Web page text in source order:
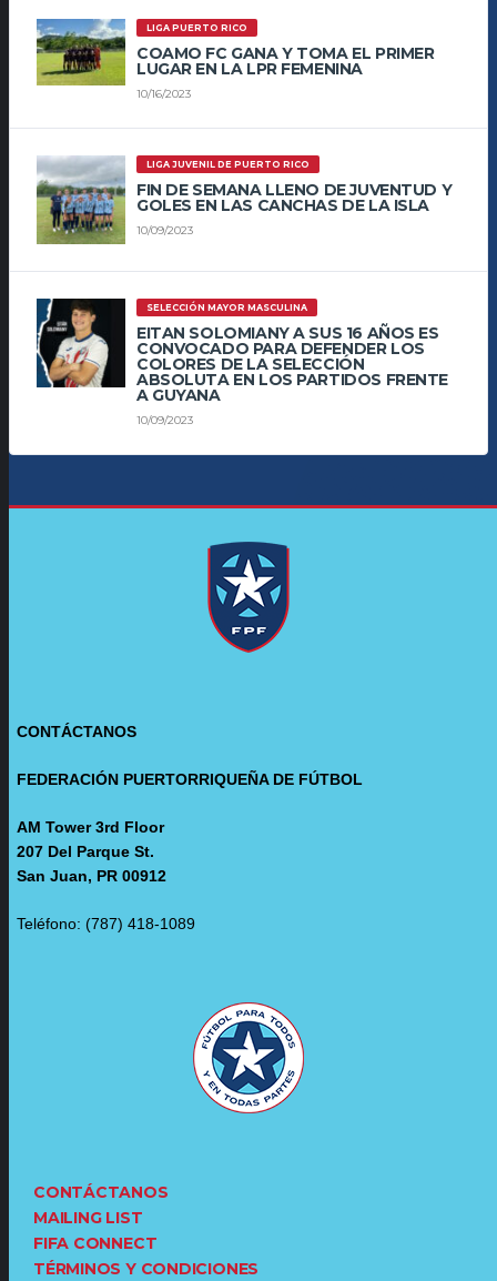
LIGA PUERTO RICO
COAMO FC GANA Y TOMA EL PRIMER
LUGAR EN LA LPR FEMENINA
10/16/2023
LIGA JUVENIL DE PUERTO RICO
FIN DE SEMANA LLENO DE JUVENTUD Y
GOLES EN LAS CANCHAS DE LA ISLA
10/09/2023
SELECCIÓN MAYOR MASCULINA
EITAN SOLOMIANY A SUS 16 AÑOS ES
CONVOCADO PARA DEFENDER LOS
COLORES DE LA SELECCIÓN
ABSOLUTA EN LOS PARTIDOS FRENTE
A GUYANA
10/09/2023
CONTÁCTANOS
FEDERACIÓN PUERTORRIQUEÑA DE FÚTBOL
AM Tower 3rd Floor
207 Del Parque St.
San Juan, PR 00912
Teléfono: (787) 418-1089
CONTÁCTANOS
MAILING LIST
FIFA CONNECT
TÉRMINOS Y CONDICIONES